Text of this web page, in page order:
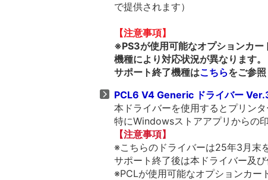
で提供されます）
【注意事項】
※PS3が使用可能なオプションカー
機種により対応状況が異なります。
サポート終了機種はこちらをご参照
PCL6 V4 Generic ドライバー
本ドライバーを使用するとプリン
特にWindowsストアアプリからの
【注意事項】
※こちらのドライバーは25年3月末
サポート終了後は本ドライバー及
※PCLが使用可能なオプションカー